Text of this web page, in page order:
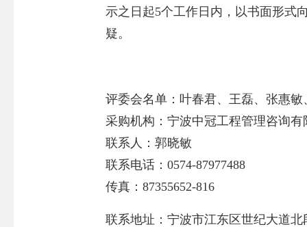
示之日起5个工作日内，以书面形式
疑。
评委会名单：叶春君、王磊、张惠敏
采购机构： 宁波中冠工程管理咨询有
联系人： 郭晓敏
联系电话： 0574-87977488
传真： 87355652-816
联系地址： 宁波市江东区世纪大道北